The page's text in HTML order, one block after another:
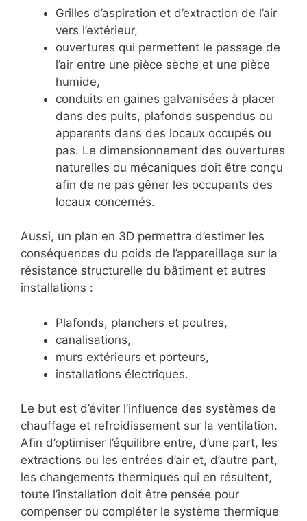
Grilles d’aspiration et d’extraction de l’air
vers l’extérieur,
ouvertures qui permettent le passage de
l’air entre une pièce sèche et une pièce
humide,
conduits en gaines galvanisées à placer
dans des puits, plafonds suspendus ou
apparents dans des locaux occupés ou
pas. Le dimensionnement des ouvertures
naturelles ou mécaniques doit être conçu
afin de ne pas gêner les occupants des
locaux concernés.
Aussi, un plan en 3D permettra d’estimer les
conséquences du poids de l’appareillage sur la
résistance structurelle du bâtiment et autres
installations :
Plafonds, planchers et poutres,
canalisations,
murs extérieurs et porteurs,
installations électriques.
Le but est d’éviter l’influence des systèmes de
chauffage et refroidissement sur la ventilation.
Afin d’optimiser l’équilibre entre, d’une part, les
extractions ou les entrées d’air et, d’autre part,
les changements thermiques qui en résultent,
toute l’installation doit être pensée pour
compenser ou compléter le système thermique